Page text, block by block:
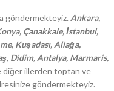
göndermekteyiz. Ankara,
Çanakkale, İstanbul,
Kuşadası, Aliağa,
Didim, Antalya, Marmaris,
diğer illerden toptan ve
göndermekteyiz.